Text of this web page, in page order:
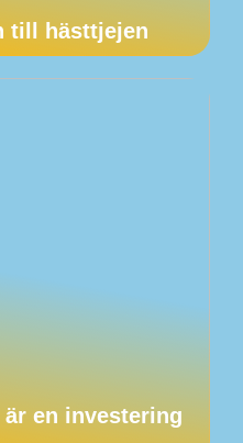
till hästtjejen
en investering